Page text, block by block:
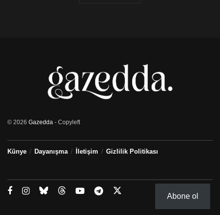
© 2026 Gazedda - Copyleft
Künye Dayanışma İletişim Gizlilik Politikası
Abone ol